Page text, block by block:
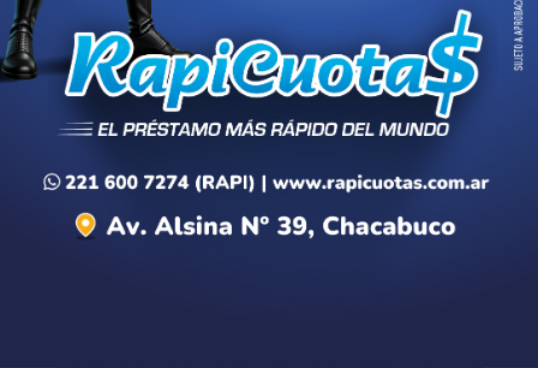
Les deseamos un lindo domingo para tod@s, qué la